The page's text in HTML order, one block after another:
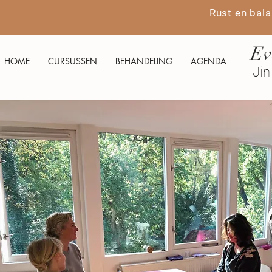
Rust en
HOME CURSUSSEN BEHANDELING AGENDA